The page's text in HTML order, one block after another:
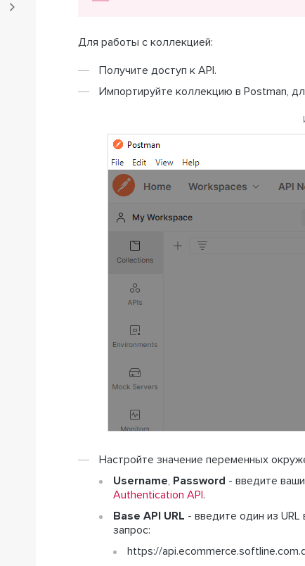
Для работы с коллекцией:
Получите доступ к API.
Импортируйте коллекцию в Postman,
Настройте значение переменных
Username
Password - введите
Authentication API .
Base API URL - введите один из
запрос:
https://